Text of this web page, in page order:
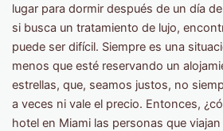
lugar para dormir después de un día
si busca un tratamiento de lujo,
puede ser difícil. Siempre es una
menos que esté reservando un
estrellas, que, seamos justos, no
a veces ni vale el precio. Entonces,
hotel en Miami las personas que